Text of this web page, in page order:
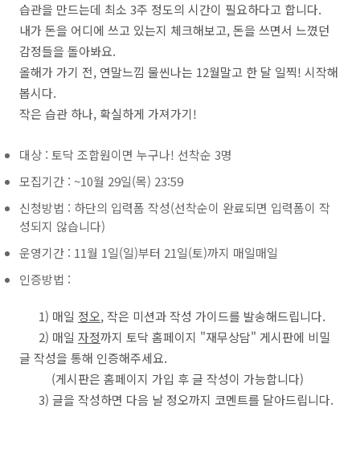
습관을 만드는데 최소 3주 정도의 시간이 필요하다고 합니다.
내가 돈을 어디에 쓰고 있는지 체크해보고, 돈을 쓰면서 느꼈던
감정들을 돌아봐요.
올해가 가기 전, 연말느낌 물씬나는 12월말고 한 달 일찍! 시작해
봅시다.
작은 습관 하나, 확실하게 가져가기!
대상 : 토닥 조합원이면 누구나! 선착순 3명
모집기간 : ~10월 29일(목) 23:59
신청방법 : 하단의 입력폼 작성(선착순이 완료되면 입력폼이 작
성되지 않습니다)
운영기간 : 11월 1일(일)부터 21일(토)까지 매일매일
인증방법 :
1) 매일 정오, 작은 미션과 작성 가이드를 발송해드립니다.
2) 매일 자정까지 토닥 홈페이지 "재무상담" 게시판에 비밀
글 작성을 통해 인증해주세요.
(게시판은 홈페이지 가입 후 글 작성이 가능합니다)
3) 글을 작성하면 다음 날 정오까지 코멘트를 달아드립니다.